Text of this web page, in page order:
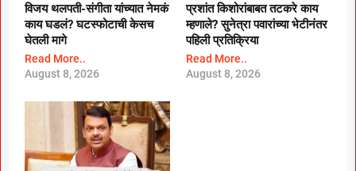
विजय थलपती-संगीता यांच्यात नेमकं
काय घडलं? घटस्फोटाची केसच
घेतली मागे
Read More..
August 8, 2026
प्रशांत किशोरांबाबत तटकरे काय
म्हणाले? सुनेत्रा पवारांच्या भेटीनंतर
पहिली प्रतिक्रिया
Read More..
August 8, 2026